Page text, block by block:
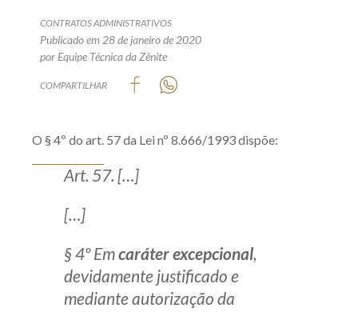
Zênite Fácil IA
Zênite Play
Orientação por Escrito
Capacitação
Zênite in Company
Diferenciais
CONTRATOS ADMINISTRATIVOS
Publicado em 28 de janeiro de 2020
por Equipe Técnica da Zênite
COMPARTILHAR
O § 4º do art. 57 da Lei nº 8.666/1993 dispõe:
Art. 57. […]
[…]
§ 4º Emcaráter excepcional,
devidamente justificado e
mediante autorização da